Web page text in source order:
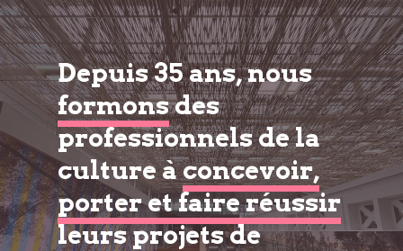
Depuis 35 ans, nous
formonsdes
professionnels de la
culture àconcevoir,
porter et faire réussir
leurs projets de